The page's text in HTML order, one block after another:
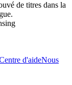
de titres dans la
d'aideNous